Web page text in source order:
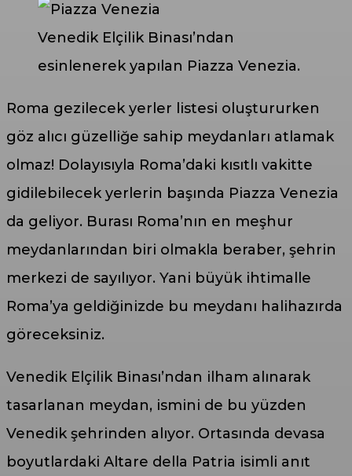
Venedik Elçilik Binası’ndan
esinlenerek yapılan Piazza Venezia.
Roma gezilecek yerler listesi oluştururken
göz alıcı güzelliğe sahip meydanları atlamak
olmaz! Dolayısıyla Roma’daki kısıtlı vakitte
gidilebilecek yerlerin başında Piazza Venezia
da geliyor. Burası Roma’nın en meşhur
meydanlarından biri olmakla beraber, şehrin
merkezi de sayılıyor. Yani büyük ihtimalle
Roma’ya geldiğinizde bu meydanı halihazırda
göreceksiniz.
Venedik Elçilik Binası’ndan ilham alınarak
tasarlanan meydan, ismini de bu yüzden
Venedik şehrinden alıyor. Ortasında devasa
boyutlardaki Altare della Patria isimli anıt